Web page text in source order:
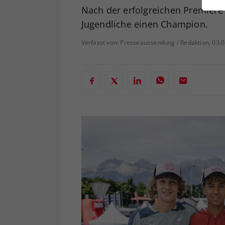
Nach der erfolgreichen
Jugendliche einen Champion.
Verfasst von: Presseaussendung / Redaktion,